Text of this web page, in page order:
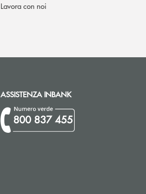
Lavora con noi
ASSISTENZA INBANK
800 837 455